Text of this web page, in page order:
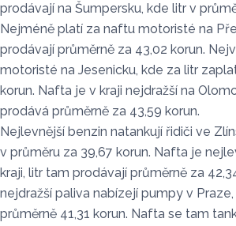
prodávají na Šumpersku, kde litr v
Nejméně platí za naftu motoristé na
prodávají průměrně za 43,02 korun.
motoristé na Jesenicku, kde za litr
korun. Nafta je v kraji nejdražší na
prodává průměrně za 43,59 korun.
Nejlevnější benzin natankují řidiči ve
v průměru za 39,67 korun. Nafta je
kraji, litr tam prodávají průměrně za
nejdražší paliva nabízejí pumpy v
průměrně 41,31 korun. Nafta se tam